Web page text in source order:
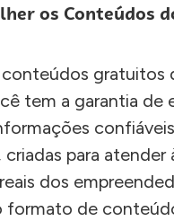
os Conteúdos
conteúdos gratuitos
tem a garantia de
para atender
dos
formato de